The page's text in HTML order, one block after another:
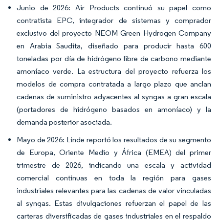
Junio de 2026: Air Products continuó su papel como
contratista EPC, integrador de sistemas y comprador
exclusivo del proyecto NEOM Green Hydrogen Company
en Arabia Saudita, diseñado para producir hasta 600
toneladas por día de hidrógeno libre de carbono mediante
amoníaco verde. La estructura del proyecto refuerza los
modelos de compra contratada a largo plazo que anclan
cadenas de suministro adyacentes al syngas a gran escala
(portadores de hidrógeno basados en amoníaco) y la
demanda posterior asociada.
Mayo de 2026: Linde reportó los resultados de su segmento
de Europa, Oriente Medio y África (EMEA) del primer
trimestre de 2026, indicando una escala y actividad
comercial continuas en toda la región para gases
industriales relevantes para las cadenas de valor vinculadas
al syngas. Estas divulgaciones refuerzan el papel de las
carteras diversificadas de gases industriales en el respaldo